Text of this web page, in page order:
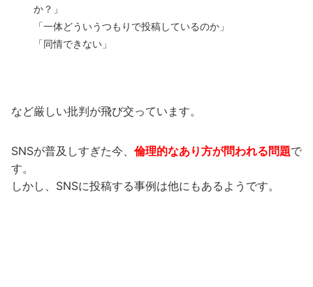
か？」
「一体どういうつもりで投稿しているのか」
「同情できない」
など厳しい批判が飛び交っています。
SNSが普及しすぎた今、 倫理的なあり方が問われる問題で
す。
しかし、SNSに投稿する事例は他にもあるようです。